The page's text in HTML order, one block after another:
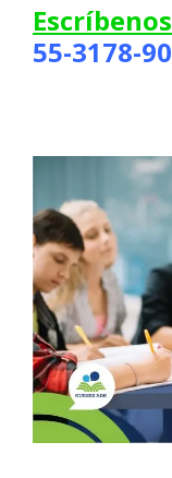
Escríbenos
55-3178-